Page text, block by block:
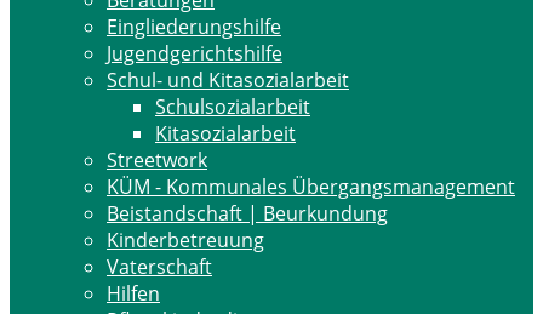
Eingliederungshilfe
Jugendgerichtshilfe
Schul- und Kitasozialarbeit
Schulsozialarbeit
Kitasozialarbeit
Streetwork
KÜM - Kommunales Übergangsmanagement
Beistandschaft | Beurkundung
Kinderbetreuung
Vaterschaft
Hilfen